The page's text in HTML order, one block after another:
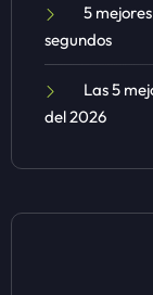
5
segundos
Las 5
del 2026